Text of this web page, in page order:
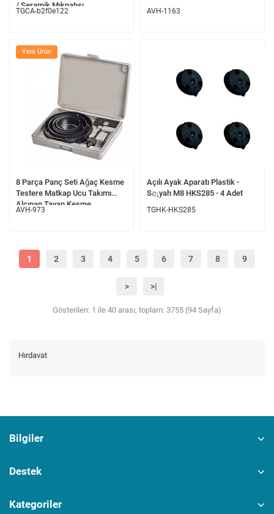
/ Seramik Mıknatısı
TGCA-b2f0e122 AVH-1163
Yeni Ürün
8 Parça Panç Seti Ağaç Kesme
Testere Matkap Ucu Takımı
Alçıpan Tavan Kesme
AVH-973
Açılı Ayak Aparatı Plastik -
Sඈyah M8 HKS285 - 4 Adet
TGHK-HKS285
1 2 3 4 5 6 7 8 9
> >|
Gösterilen: 1 ile 40 arası, toplam: 3755 (94 Sayfa)
Hırdavat
Bilgiler
Destek
Kategoriler